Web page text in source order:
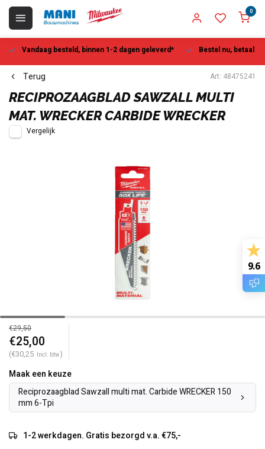
0
Vandaag besteld, binnen 1-2 dagen geleverd* Bestel nu, betaal
Terug Art: 48475241
RECIPROZAAGBLAD SAWZALL MULTI
MAT. WRECKER CARBIDE WRECKER
Vergelijk
€29,50
€25,00
(€30,25 Incl. btw)
Maak een keuze
Reciprozaagblad Sawzall multi mat. Carbide WRECKER 150
mm 6-Tpi
1-2 werkdagen. Gratis bezorgd v.a. €75,-
9.6